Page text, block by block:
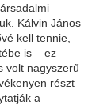
Kálvin János
kell tennie,
is – ez
volt nagyszerű
részt
a